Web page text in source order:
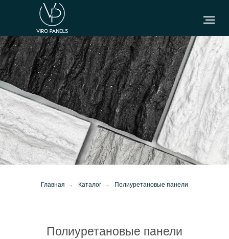
Главная → Каталог → Полиуретановые панели
Полиуретановые панели